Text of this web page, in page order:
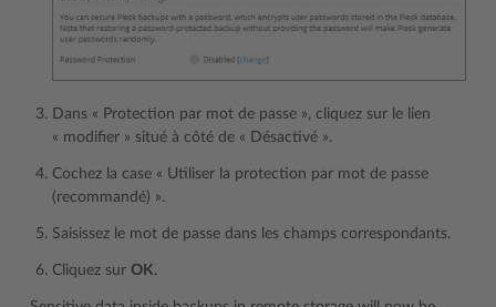
Dans « Protection par mot de passe », cliquez sur le lien
« modifier » situé à côté de « Désactivé ».
Cochez la case « Utiliser la protection par mot de passe
(recommandé) ».
Saisissez le mot de passe dans les champs correspondants.
Cliquez sur OK.